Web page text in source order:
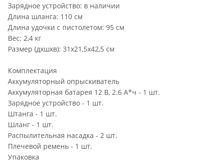
Зарядное устройство: в наличии
Длина шланга: 110 см
Длина удочки с пистолетом: 95 см
Вес: 2,4 кг
Размер (дхшхв): 31х21,5х42,5 см
Комплектация
Аккумуляторный опрыскиватель
Аккумуляторная батарея 12 В, 2.6 А*ч - 1 шт.
Зарядное устройство - 1 шт.
Штанга - 1 шт.
Шланг - 1 шт.
Распылительная насадка - 2 шт.
Плечевой ремень - 1 шт.
Упаковка